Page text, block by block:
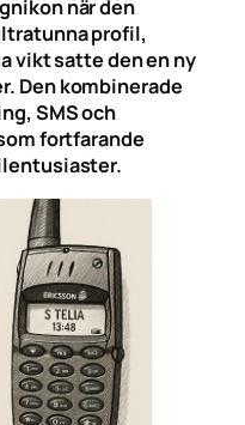
när den
profil,
vikt satte den en ny
Den kombinerade
SMS och
fortfarande